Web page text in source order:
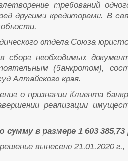
требований
другими кредиторами. В
отдела Союза
необходимых
(банкротом),
Алтайского края.
о признании Клиента
реализации
в размере 1 603 385,73
вынесено 21.01.2020 г.,